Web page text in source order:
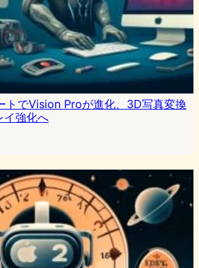
トでVision Proが進化、3D写真変換
イ強化へ